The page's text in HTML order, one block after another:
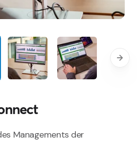
Managements der